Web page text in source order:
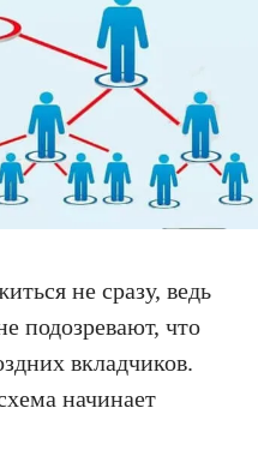
не сразу, ведь
подозревают, что
вкладчиков.
начинает